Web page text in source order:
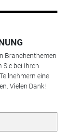
Branchenthemen
bei Ihren
eine
Vielen Dank!